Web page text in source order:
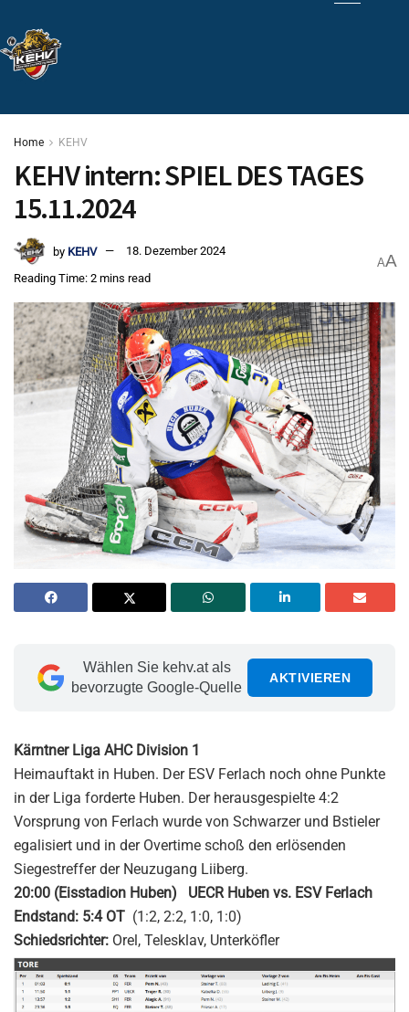
Home KEHV
KEHV intern: SPIEL DES TAGES
15.11.2024
by KEHV
18. Dezember 2024
Reading Time: 2 mins read
AA
Wählen Sie kehv.at als
bevorzugte Google-Quelle
AKTIVIEREN
Kärntner Liga AHC Division 1
Heimauftakt in Huben. Der ESV Ferlach noch ohne Punkte
in der Liga forderte Huben. Der herausgespielte 4:2
Vorsprung von Ferlach wurde von Schwarzer und Bstieler
egalisiert und in der Overtime schoß den erlösenden
Siegestreffer der Neuzugang Liiberg.
20:00 (Eisstadion Huben) UECR Huben vs. ESV Ferlach
Endstand: 5:4 OT (1:2, 2:2, 1:0, 1:0)
Schiedsrichter: Orel, Telesklav, Unterköfler